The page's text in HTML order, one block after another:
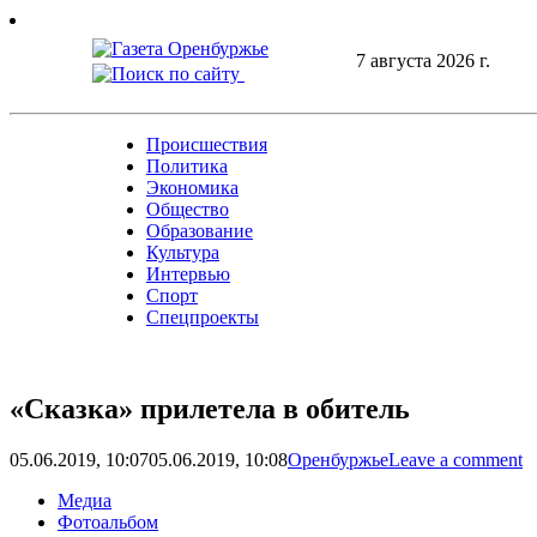
Skip
7 августа 2026 г.
Происшествия
Политика
Экономика
Общество
Образование
Культура
Интервью
Спорт
Спецпроекты
«Сказка» прилетела в обитель
05.06.2019, 10:0705.06.2019, 10:08ОренбуржьеLeave a comment
Медиа
Фотоальбом